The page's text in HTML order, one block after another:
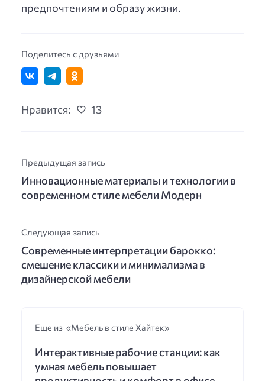
предпочтениям и образу жизни.
Поделитесь с друзьями
Нравится: 13
Предыдущая запись
Инновационные материалы и технологии в
современном стиле мебели Модерн
Следующая запись
Современные интерпретации барокко:
смешение классики и минимализма в
дизайнерской мебели
Еще из «Мебель в стиле Хайтек»
Интерактивные рабочие станции: как
умная мебель повышает